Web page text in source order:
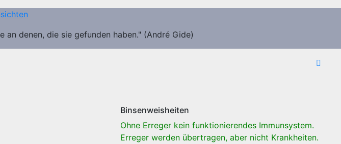
an denen, die sie gefunden haben." (André Gide)
Binsenweisheiten
Ohne Erreger kein funktionierendes Immunsystem.
Erreger werden übertragen, aber nicht Krankheiten.